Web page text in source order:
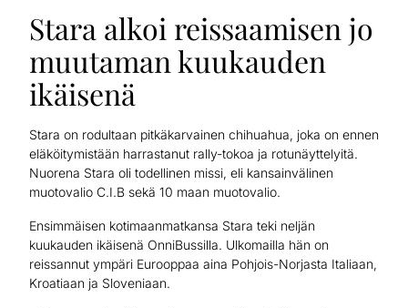
Stara alkoi reissaamisen jo
muutaman kuukauden
ikäisenä
Stara on rodultaan pitkäkarvainen chihuahua, joka on ennen
eläköitymistään harrastanut rally-tokoa ja rotunäyttelyitä.
Nuorena Stara oli todellinen missi, eli kansainvälinen
muotovalio C.I.B sekä 10 maan muotovalio.
Ensimmäisen kotimaanmatkansa Stara teki neljän
kuukauden ikäisenä OnniBussilla. Ulkomailla hän on
reissannut ympäri Eurooppaa aina Pohjois-Norjasta Italiaan,
Kroatiaan ja Sloveniaan.